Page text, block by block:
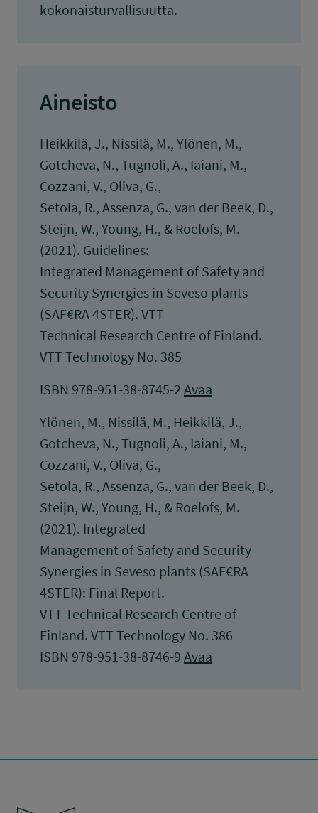
kokonaisturvallisuutta.
Aineisto
Heikkilä, J., Nissilä, M., Ylönen, M.,
Gotcheva, N., Tugnoli, A., Iaiani, M.,
Cozzani, V., Oliva, G.,
Setola, R., Assenza, G., van der Beek, D.,
Steijn, W., Young, H., & Roelofs, M.
(2021). Guidelines:
Integrated Management of Safety and
Security Synergies in Seveso plants
(SAF€RA 4STER). VTT
Technical Research Centre of Finland.
VTT Technology No. 385
ISBN 978-951-38-8745-2 Avaa
Ylönen, M., Nissilä, M., Heikkilä, J.,
Gotcheva, N., Tugnoli, A., Iaiani, M.,
Cozzani, V., Oliva, G.,
Setola, R., Assenza, G., van der Beek, D.,
Steijn, W., Young, H., & Roelofs, M.
(2021). Integrated
Management of Safety and Security
Synergies in Seveso plants (SAF€RA
4STER): Final Report.
VTT Technical Research Centre of
Finland. VTT Technology No. 386
ISBN 978-951-38-8746-9 Avaa